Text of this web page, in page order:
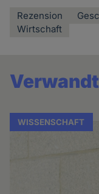
Rezension
Wirtschaft
WISSENSCHAFT